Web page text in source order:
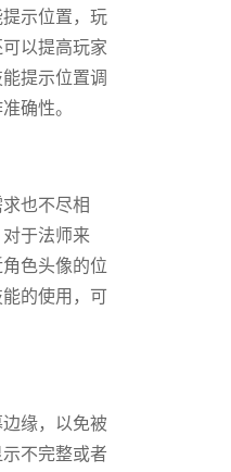
示位置，玩
以提高玩家
提示位置调
确性。
也不尽相
于法师来
色头像的位
的使用，可
缘，以免被
不完整或者